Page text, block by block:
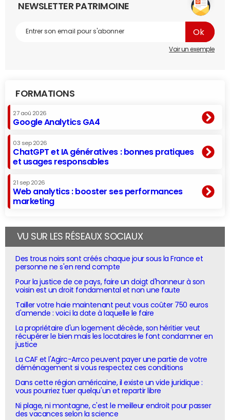
NEWSLETTER PATRIMOINE
Voir un exemple
FORMATIONS
27 aoû 2026
Google Analytics GA4
03 sep 2026
ChatGPT et IA génératives : bonnes pratiques
et usages responsables
21 sep 2026
Web analytics : booster ses performances
marketing
VU SUR LES RÉSEAUX SOCIAUX
Des trous noirs sont créés chaque jour sous la France et
personne ne s'en rend compte
Pour la justice de ce pays, faire un doigt d'honneur à son
voisin est un droit fondamental et non une faute
Tailler votre haie maintenant peut vous coûter 750 euros
d'amende : voici la date à laquelle le faire
La propriétaire d'un logement décède, son héritier veut
récupérer le bien mais les locataires le font condamner en
justice
La CAF et l'Agirc-Arrco peuvent payer une partie de votre
déménagement si vous respectez ces conditions
Dans cette région américaine, il existe un vide juridique :
vous pourriez tuer quelqu'un et repartir libre
Ni plage, ni montagne, c'est le meilleur endroit pour passer
des vacances selon la science